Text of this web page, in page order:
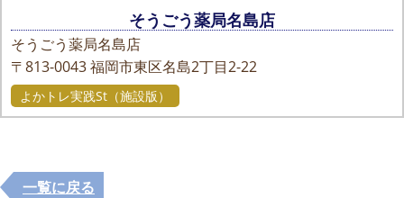
そうごう薬局名島店
そうごう薬局名島店
〒813-0043福岡市東区名島2丁目2-22
よかトレ実践St（施設版）
一覧に戻る